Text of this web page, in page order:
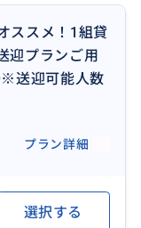
ススメ！1組貸
迎プランご用
送迎可能人数
プラン詳細
選択する